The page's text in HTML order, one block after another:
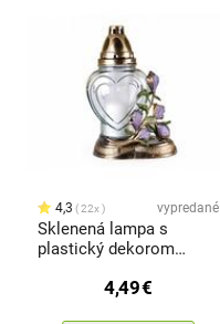
4,3 22x vypredané
Sklenená lampa s
plastický dekorom
4,49€